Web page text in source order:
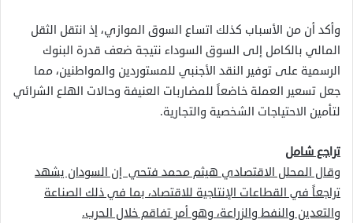
وأكد أن من الأسباب كذلك اتساع السوق الموازي، إذ انتقل الثقل
المالي بالكامل إلى السوق السوداء نتيجة ضعف قدرة البنوك
الرسمية على توفير النقد الأجنبي للمستوردين والمواطنين، مما
جعل تسعير العملة خاضعاً للمضاربات العنيفة وحالات الهلع الشرائي
لتأمين الاحتياجات الشخصية والتجارية.
تراجع شامل
وقال المحلل الاقتصادي هيثم محمد فتحي إن السودان يشهد
تراجعاً في القطاعات الإنتاجية للاقتصاد، بما في ذلك الصناعة
والتعدين والنفط والزراعة، وهو أمر تفاقم خلال الحرب.